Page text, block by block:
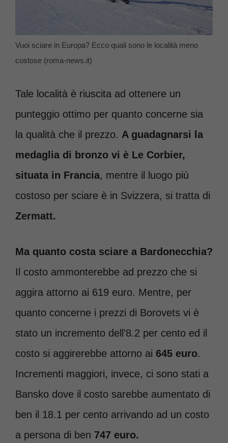
Vuoi sciare in Europa? Ecco quali sono le località meno
costose (roma-news.it)
Tale località è riuscita ad ottenere un
punteggio ottimo per quanto concerne sia
la qualità che il prezzo. A guadagnarsi la
medaglia di bronzo vi è Le Corbier,
situata in Francia, mentre il luogo più
costoso per sciare è in Svizzera, si tratta di
Zermatt.
Ma quanto costa sciare a Bardonecchia?
Il costo ammonterebbe ad prezzo che si
aggira attorno ai 619 euro. Mentre, per
quanto concerne i prezzi di Borovets vi è
stato un incremento dell’8.2 per cento ed il
costo si aggirerebbe attorno ai 645 euro.
Incrementi maggiori, invece, ci sono stati a
Bansko dove il costo sarebbe aumentato di
ben il 18.1 per cento arrivando ad un costo
a persona di ben 747 euro.